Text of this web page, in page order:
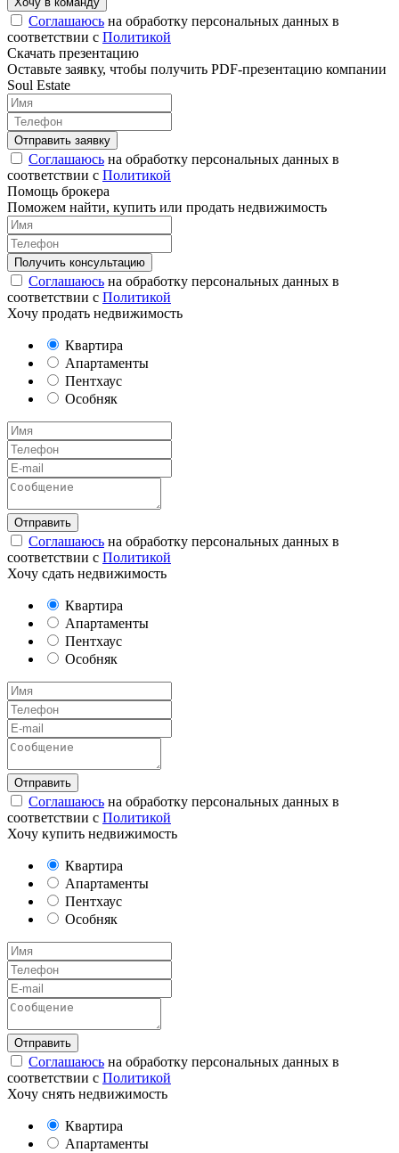
Соглашаюсь на обработку персональных данных в
соответствии с Политикой
Скачать презентацию
Оставьте заявку, чтобы получить PDF-презентацию компании
Soul Estate
Соглашаюсь на обработку персональных данных в
соответствии с Политикой
Помощь брокера
Поможем найти, купить или продать недвижимость
Соглашаюсь на обработку персональных данных в
соответствии с Политикой
Хочу продать недвижимость
Квартира
Апартаменты
Пентхаус
Особняк
Соглашаюсь на обработку персональных данных в
соответствии с Политикой
Хочу сдать недвижимость
Квартира
Апартаменты
Пентхаус
Особняк
Соглашаюсь на обработку персональных данных в
соответствии с Политикой
Хочу купить недвижимость
Квартира
Апартаменты
Пентхаус
Особняк
Соглашаюсь на обработку персональных данных в
соответствии с Политикой
Хочу снять недвижимость
Квартира
Апартаменты